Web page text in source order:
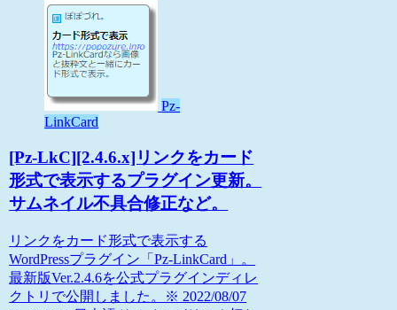
Pz-
LinkCard
[Pz-LkC][2.4.6.x]リンクをカード
形式で表示するプラグイン更新。
サムネイル不具合修正など。
リンクをカード形式で表示する
WordPressプラグイン「Pz-LinkCard」。
最新版Ver.2.4.6を公式プラグインディレ
クトリで公開しました。※ 2022/08/07